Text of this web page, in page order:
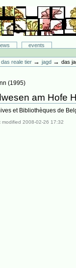
events
das reale tier →jagd →das
(1995)
am Hofe
et Bibliothèques de
modified2008-02-26 17:32